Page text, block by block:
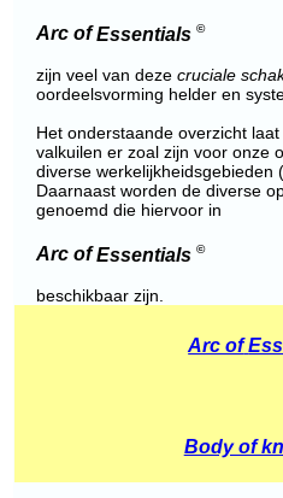
Arc of Essentials ©
zijn veel van deze cruciale
oordeelsvorming helder en
Het onderstaande overzicht
valkuilen er zoal zijn voor onze
diverse werkelijkheidsgebieden
Daarnaast worden de diverse
genoemd die hiervoor in
Arc of Essentials ©
beschikbaar zijn.
Arc of
Body of